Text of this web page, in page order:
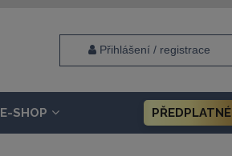
Přihlášení / registrace
E-SHOP PŘEDPLATNÉ